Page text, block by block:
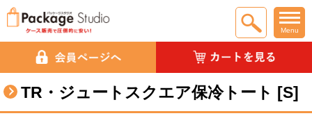
Menu
TR・ジュートスクエア保冷トート [S]